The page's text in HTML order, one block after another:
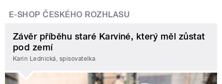
E-SHOP ČESKÉHO ROZHLASU
Závěr příběhu staré Karviné, který měl zůstat
pod zemí
Karin Lednická, spisovatelka